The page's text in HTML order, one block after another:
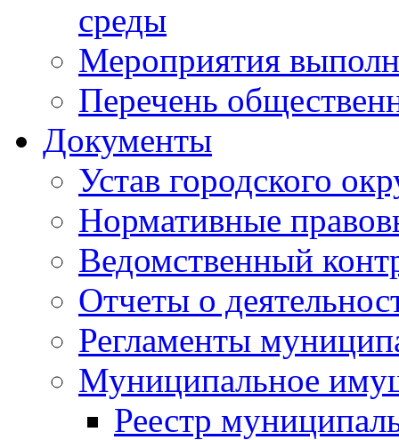
среды
Мероприятия
Перечень
Документы
Устав городского
Нормативные
Ведомственный
Отчеты о
Регламенты
Муниципальное
Реестр